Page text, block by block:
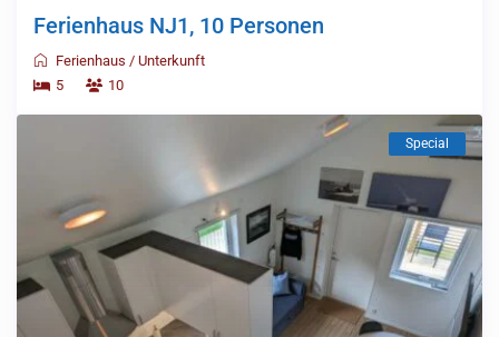
Ferienhaus NJ1, 10 Personen
Ferienhaus /Unterkunft
5
10
Special